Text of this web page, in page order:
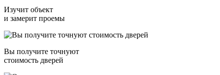
Изучит объект
и замерит проемы
Вы получите точнуют
стоимость дверей